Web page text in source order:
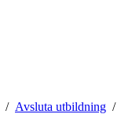
Avsluta utbildning